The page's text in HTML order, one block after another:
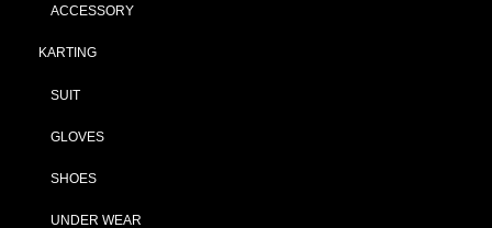
ACCESSORY
KARTING
SUIT
GLOVES
SHOES
UNDER WEAR